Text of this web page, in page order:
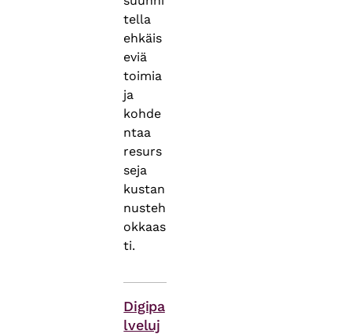
tella
ehkäis
eviä
toimia
ja
kohde
ntaa
resurs
seja
kustan
nusteh
okkaas
ti.
Digipa
lveluj